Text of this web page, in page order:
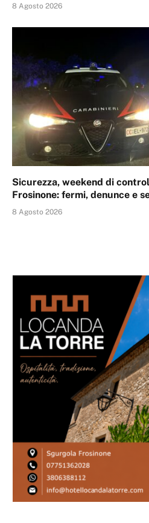
8 Agosto 2026
Sicurezza, weekend di
Frosinone: fermi, denunce e
8 Agosto 2026